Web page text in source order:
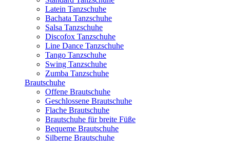
Latein Tanzschuhe
Bachata Tanzschuhe
Salsa Tanzschuhe
Discofox Tanzschuhe
Line Dance Tanzschuhe
Tango Tanzschuhe
Swing Tanzschuhe
Zumba Tanzschuhe
Brautschuhe
Offene Brautschuhe
Geschlossene Brautschuhe
Flache Brautschuhe
Brautschuhe für breite Füße
Bequeme Brautschuhe
Silberne Brautschuhe